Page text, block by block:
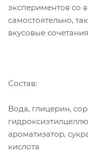
экспериментов со
самостоятельно,
вкусовые
Состав:
Вода, глицерин,
ароматизатор,
кислота